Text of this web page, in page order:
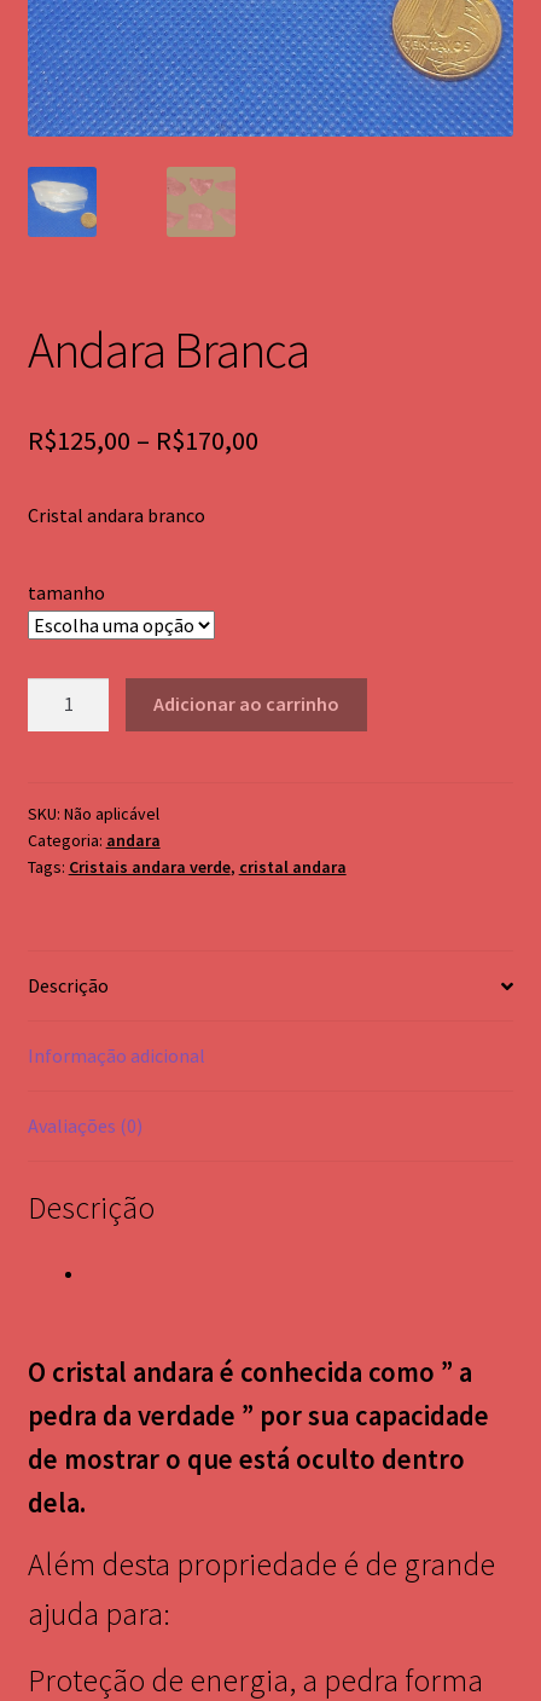
Pêndulos de Metal
Pêndulos de cristal
Cristais Moldavita
Pedra Cintamani
Pendulo testemunho em metal
cromoterapia e bastão Atlante
andara
Andara Branca
R$125,00 – R$170,00Price
Cristal andara branco
tamanho
Adicionar ao carrinho
SKU: Não aplicável
Categoria: andara
Tags: Cristais andara verde, cristal andara
Descrição
Informação adicional
Avaliações (0)
Descrição
O cristal andara é conhecida como ” a
pedra da verdade ” por sua capacidade
de mostrar o que está oculto dentro
dela.
Além desta propriedade é de grande
ajuda para:
Proteção de energia, a pedra forma